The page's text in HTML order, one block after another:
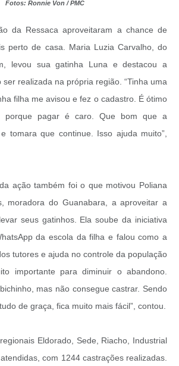
Fotos: Ronnie Von / PMC
da Ressaca aproveitaram a chance de
perto de casa. Maria Luzia Carvalho, do
levou sua gatinha Luna e destacou a
realizada na própria região. “Tinha uma
filha me avisou e fez o cadastro. É ótimo
porque pagar é caro. Que bom que a
tomara que continue. Isso ajuda muito”,
ação também foi o que motivou Poliana
moradora do Guanabara, a aproveitar a
seus gatinhos. Ela soube da iniciativa
da escola da filha e falou como a
tutores e ajuda no controle da população
importante para diminuir o abandono.
mas não consegue castrar. Sendo
de graça, fica muito mais fácil”, contou.
Eldorado, Sede, Riacho, Industrial
com 1244 castrações realizadas.